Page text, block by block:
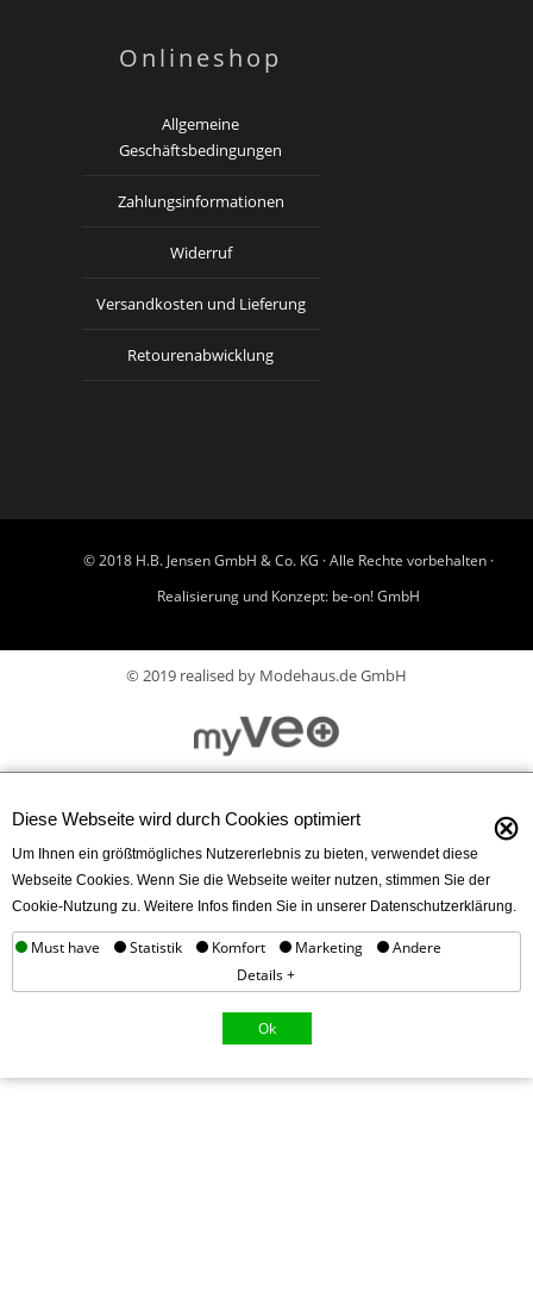
Onlineshop
Allgemeine
Geschäftsbedingungen
Zahlungsinformationen
Widerruf
Versandkosten und Lieferung
Retourenabwicklung
© 2018 H.B. Jensen GmbH & Co. KG · Alle Rechte vorbehalten ·
Realisierung und Konzept: be-on! GmbH
© 2019 realised by Modehaus.de GmbH
Diese Webseite wird durch Cookies optimiert ⊗
Um Ihnen ein größtmögliches Nutzererlebnis zu bieten, verwendet diese
Webseite Cookies. Wenn Sie die Webseite weiter nutzen, stimmen Sie der
Cookie-Nutzung zu. Weitere Infos finden Sie in unserer Datenschutzerklärung.
Must have Statistik Komfort Marketing
Andere
Details +
Ok